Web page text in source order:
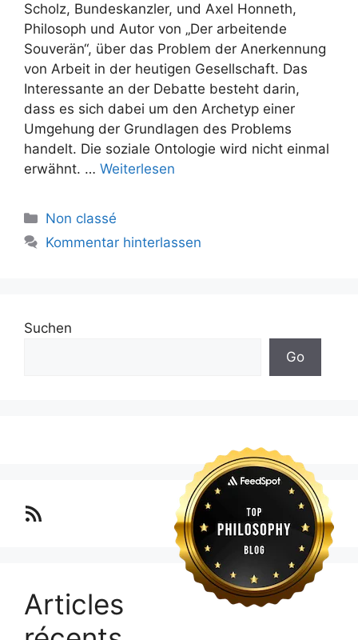
Scholz, Bundeskanzler, und Axel Honneth,
Philosoph und Autor von „Der arbeitende
Souverän“, über das Problem der Anerkennung
von Arbeit in der heutigen Gesellschaft. Das
Interessante an der Debatte besteht darin,
dass es sich dabei um den Archetyp einer
Umgehung der Grundlagen des Problems
handelt. Die soziale Ontologie wird nicht einmal
erwähnt. … Weiterlesen
Kategorien
Non classé
Kommentar hinterlassen
Suchen
Go
Lo blog Surimposium
Articles